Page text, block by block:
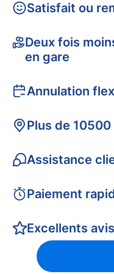
Satisfait ou
Deux fois
en gare
Annulation
Plus de
Assistance
Paiement
Excellents avis